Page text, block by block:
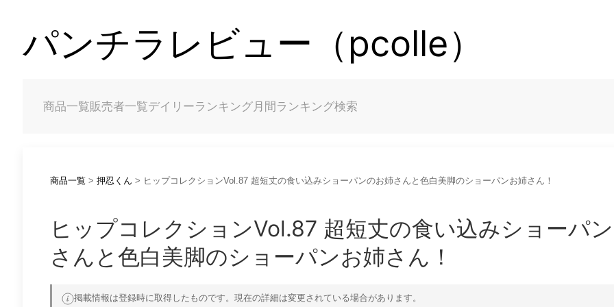
パンチラレビュー（pcolle）
商品一覧販売者一覧デイリーランキング月間ランキング検索
商品一覧 > 押忍くん > ヒップコレクションVol.87 超短丈の食い込みショーパンのお姉さんと色白美脚のショーパンお姉さん！
ヒップコレクションVol.87 超短丈の食い込みショーパ
さんと色白美脚のショーパンお姉さん！
掲載情報は登録時に取得したものです。現在の詳細は変更されている場合があります。